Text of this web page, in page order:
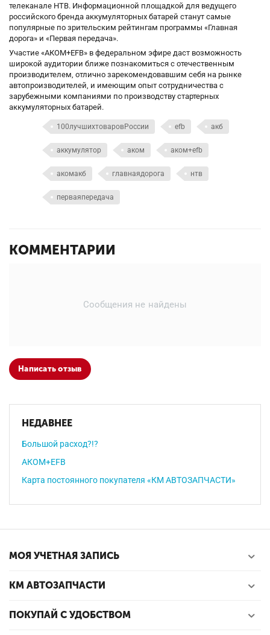
телеканале НТВ. Информационной площадкой для ведущего
российского бренда аккумуляторных батарей станут самые
популярные по зрительским рейтингам программы «Главная
дорога» и «Первая передача».
Участие «АКОМ+EFB» в федеральном эфире даст возможность
широкой аудитории ближе познакомиться с отечественным
производителем, отлично зарекомендовавшим себя на рынке
автопроизводителей, и имеющим опыт сотрудничества с
зарубежными компаниями по производству стартерных
аккумуляторных батарей.
100лучшихтоваровРоссии efb акб
аккумулятор аком аком+efb
акомакб главнаядорога нтв
перваяпередача
КОММЕНТАРИИ
Сообщения не найдены
Написать отзыв
НЕДАВНЕЕ
Большой расход?!?
АКОМ+EFB
Карта постоянного покупателя «КМ АВТОЗАПЧАСТИ»
МОЯ УЧЕТНАЯ ЗАПИСЬ
КМ АВТОЗАПЧАСТИ
ПОКУПАЙ С УДОБСТВОМ